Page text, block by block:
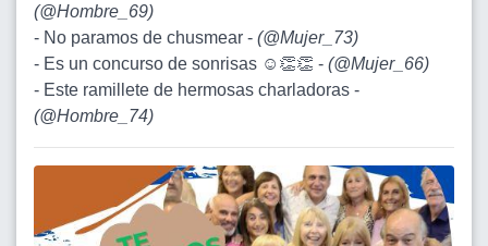
(@Hombre_69)
- No paramos de chusmear - (@Mujer_73)
- Es un concurso de sonrisas ☺️👏👏 - (@Mujer_66)
- Este ramillete de hermosas charladoras -
(@Hombre_74)